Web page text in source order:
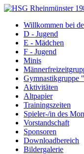
Willkommen bei
D - Jugend
E - Mädchen
F - Jugend
Minis
Gymnastikgruppe
Aktivitäten
Altpapier
Trainingszeiten
Spieler-/in des
Vorstandschaft
Sponsoren
Downloadbereich
Bildergalerie